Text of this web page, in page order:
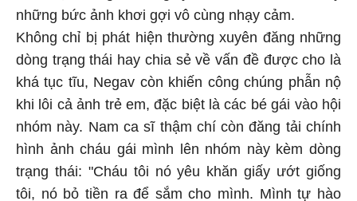
những bức ảnh khơi gợi vô cùng nhạy cảm.
Không chỉ bị phát hiện thường xuyên đăng những
dòng trạng thái hay chia sẻ về vấn đề được cho là
khá tục tĩu, Negav còn khiến công chúng phẫn nộ
khi lôi cả ảnh trẻ em, đặc biệt là các bé gái vào hội
nhóm này. Nam ca sĩ thậm chí còn đăng tải chính
hình ảnh cháu gái mình lên nhóm này kèm dòng
trạng thái: "Cháu tôi nó yêu khăn giấy ướt giống
tôi, nó bỏ tiền ra để sắm cho mình. Mình tự hào